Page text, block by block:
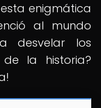
enigmática
al mundo
desvelar los
la historia?